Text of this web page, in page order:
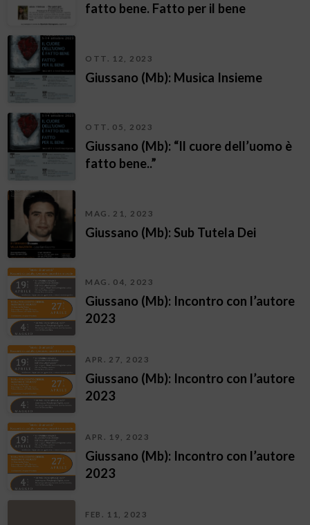
fatto bene. Fatto per il bene
OTT. 12, 2023
Giussano (Mb): Musica Insieme
OTT. 05, 2023
Giussano (Mb): “Il cuore dell’uomo è
fatto bene..”
MAG. 21, 2023
Giussano (Mb): Sub Tutela Dei
MAG. 04, 2023
Giussano (Mb): Incontro con l’autore
2023
APR. 27, 2023
Giussano (Mb): Incontro con l’autore
2023
APR. 19, 2023
Giussano (Mb): Incontro con l’autore
2023
FEB. 11, 2023